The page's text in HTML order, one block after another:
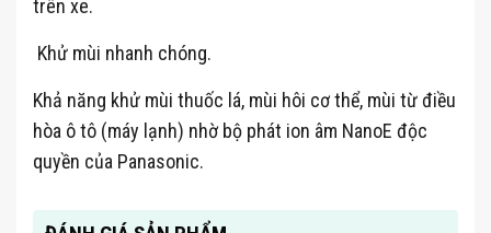
trên xe.
Khử mùi nhanh chóng.
Khả năng khử mùi thuốc lá, mùi hôi cơ thể, mùi từ điều
hòa ô tô (máy lạnh) nhờ bộ phát ion âm NanoE độc
quyền của Panasonic.